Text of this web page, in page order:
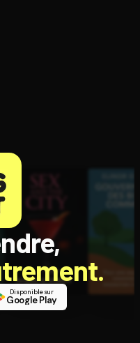
Disponible sur
Google Play